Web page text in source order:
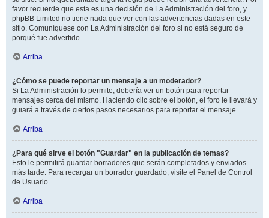
favor recuerde que esta es una decisión de La Administración del foro, y
phpBB Limited no tiene nada que ver con las advertencias dadas en este
sitio. Comuníquese con La Administración del foro si no está seguro de
porqué fue advertido.
Arriba
¿Cómo se puede reportar un mensaje a un moderador?
Si La Administración lo permite, debería ver un botón para reportar
mensajes cerca del mismo. Haciendo clic sobre el botón, el foro le llevará y
guiará a través de ciertos pasos necesarios para reportar el mensaje.
Arriba
¿Para qué sirve el botón "Guardar" en la publicación de temas?
Esto le permitirá guardar borradores que serán completados y enviados
más tarde. Para recargar un borrador guardado, visite el Panel de Control
de Usuario.
Arriba